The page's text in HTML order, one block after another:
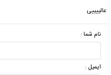
عالییییی
نام شما :
ایمیل :